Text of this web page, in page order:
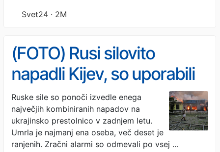
Svet24 · 2M
(FOTO) Rusi silovito
napadli Kijev, so uporabili
zloglasni orešnik?
Ruske sile so ponoči izvedle enega
največjih kombiniranih napadov na
ukrajinsko prestolnico v zadnjem letu.
Umrla je najmanj ena oseba, več deset je
ranjenih. Zračni alarmi so odmevali po vsej …